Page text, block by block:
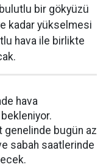
bir gökyüzü
kadar yükselmesi
hava ile birlikte
hava
bugün az
sabah saatlerinde